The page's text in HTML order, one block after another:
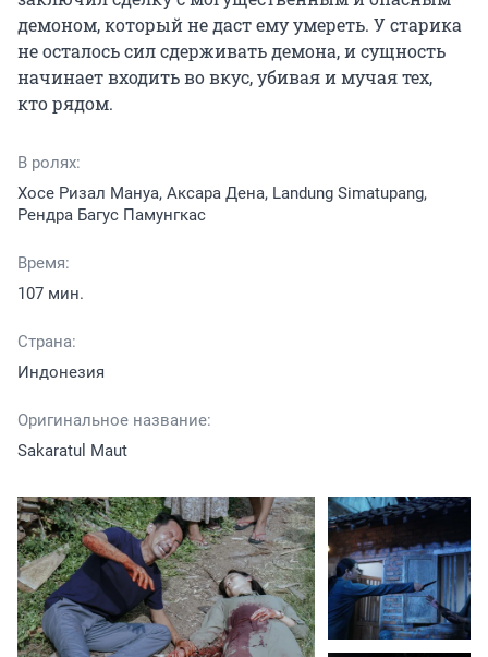
демоном, который не даст ему умереть. У старика
не осталось сил сдерживать демона, и сущность
начинает входить во вкус, убивая и мучая тех,
кто рядом.
В ролях:
Хосе Ризал Мануа, Аксара Дена, Landung Simatupang,
Рендра Багус Памунгкас
Время:
107 мин.
Страна:
Индонезия
Оригинальное название:
Sakaratul Maut